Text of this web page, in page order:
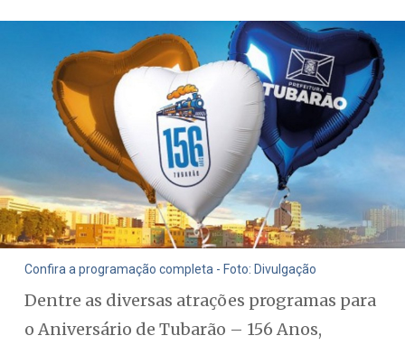
Confira a programação completa - Foto: Divulgação
Dentre as diversas atrações programas para
o Aniversário de Tubarão – 156 Anos,